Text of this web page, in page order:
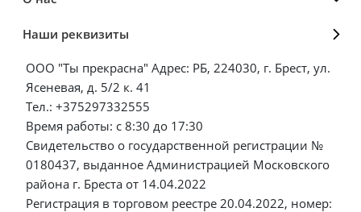
Наши реквизиты
ООО "Ты прекрасна" Адрес: РБ, 224030, г. Брест, ул.
Ясеневая, д. 5/2 к. 41
Тел.: +375297332555
Время работы: с 8:30 до 17:30
Свидетельство о государственной регистрации №
0180437, выданное Администрацией Московского
района г. Бреста от 14.04.2022
Регистрация в торговом реестре 20.04.2022, номер: